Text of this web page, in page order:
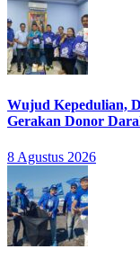
Wujud Kepedulian,
Gerakan Donor
8 Agustus 2026